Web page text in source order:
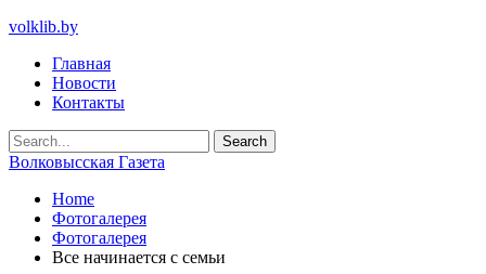
volklib.by
Главная
Новости
Контакты
Волковысская Газета
Home
Фотогалерея
Фотогалерея
Все начинается с семьи